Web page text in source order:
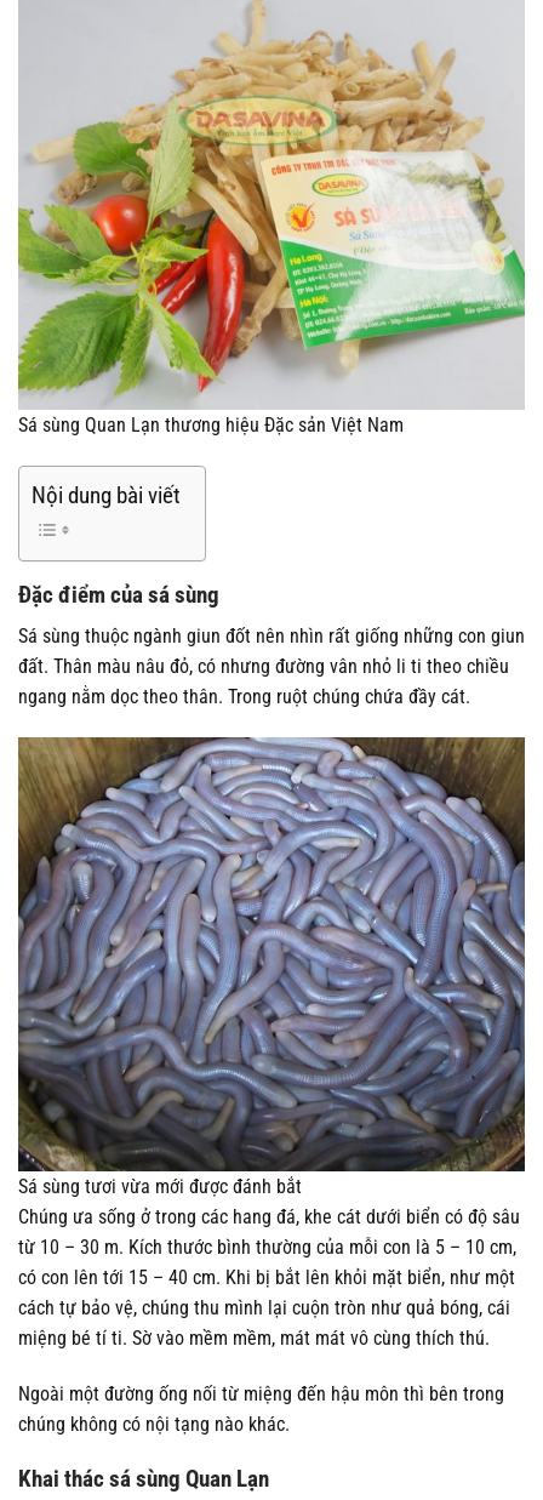
Sá sùng Quan Lạn thương hiệu Đặc sản Việt Nam
Nội dung bài viết
Đặc điểm của sá sùng
Sá sùng thuộc ngành giun đốt nên nhìn rất giống những con giun
đất. Thân màu nâu đỏ, có nhưng đường vân nhỏ li ti theo chiều
ngang nằm dọc theo thân. Trong ruột chúng chứa đầy cát.
Sá sùng tươi vừa mới được đánh bắt
Chúng ưa sống ở trong các hang đá, khe cát dưới biển có độ sâu
từ 10 – 30 m. Kích thước bình thường của mỗi con là 5 – 10 cm,
có con lên tới 15 – 40 cm. Khi bị bắt lên khỏi mặt biển, như một
cách tự bảo vệ, chúng thu mình lại cuộn tròn như quả bóng, cái
miệng bé tí ti. Sờ vào mềm mềm, mát mát vô cùng thích thú.
Ngoài một đường ống nối từ miệng đến hậu môn thì bên trong
chúng không có nội tạng nào khác.
Khai thác sá sùng Quan Lạn